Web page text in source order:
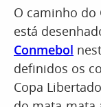
O caminho do
está
Conmebol
definidos os
Copa